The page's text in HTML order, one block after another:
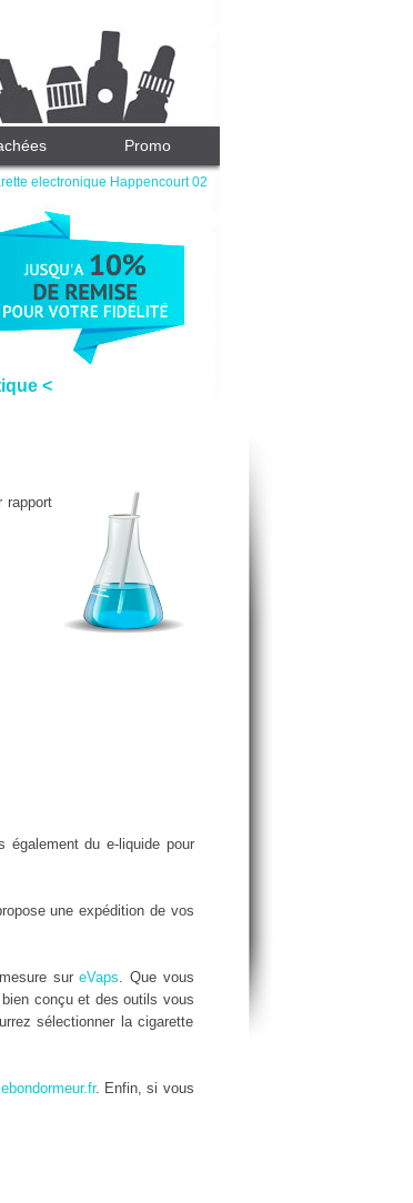
electronique Happencourt 02
Promo
<
rapport
du e-liquide pour
une expédition de vos
sureVaps. Que vous
conçu et des outils vous
sélectionner la cigarette
lebondormeur.fr. Enfin, si vous